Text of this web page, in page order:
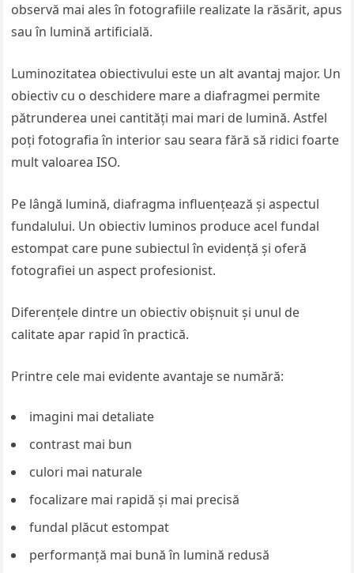
observă mai ales în fotografiile realizate la răsărit, apus
sau în lumină artificială.
Luminozitatea obiectivului este un alt avantaj major. Un
obiectiv cu o deschidere mare a diafragmei permite
pătrunderea unei cantități mai mari de lumină. Astfel
poți fotografia în interior sau seara fără să ridici foarte
mult valoarea ISO.
Pe lângă lumină, diafragma influențează și aspectul
fundalului. Un obiectiv luminos produce acel fundal
estompat care pune subiectul în evidență și oferă
fotografiei un aspect profesionist.
Diferențele dintre un obiectiv obișnuit și unul de
calitate apar rapid în practică.
Printre cele mai evidente avantaje se numără:
imagini mai detaliate
contrast mai bun
culori mai naturale
focalizare mai rapidă și mai precisă
fundal plăcut estompat
performanță mai bună în lumină redusă